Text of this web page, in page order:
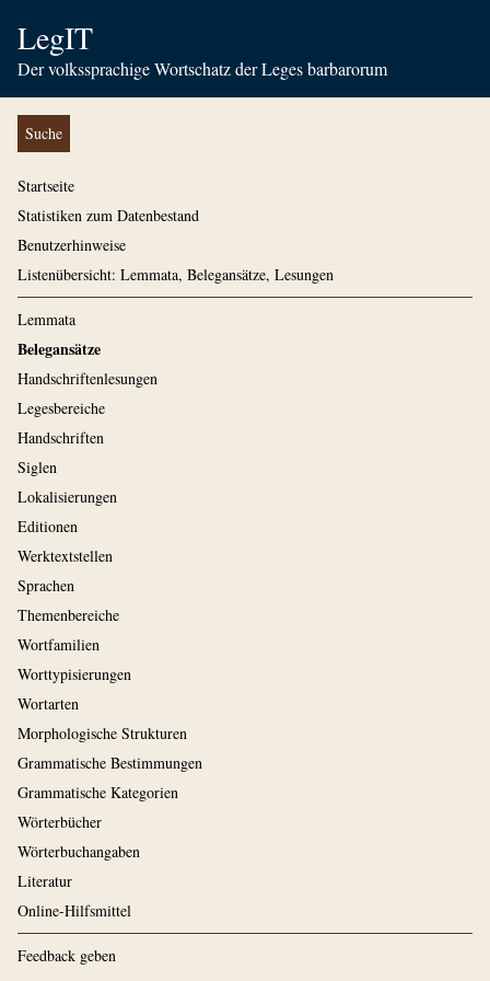
LegIT
Der volkssprachige Wortschatz der Leges barbarorum
Suche
Startseite
Statistiken zum Datenbestand
Benutzerhinweise
Listenübersicht: Lemmata, Belegansätze, Lesungen
Lemmata
Belegansätze
Handschriftenlesungen
Legesbereiche
Handschriften
Siglen
Lokalisierungen
Editionen
Werktextstellen
Sprachen
Themenbereiche
Wortfamilien
Worttypisierungen
Wortarten
Morphologische Strukturen
Grammatische Bestimmungen
Grammatische Kategorien
Wörterbücher
Wörterbuchangaben
Literatur
Online-Hilfsmittel
Feedback geben